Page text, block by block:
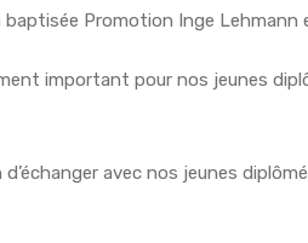
Promotion Inge
important pour nos jeunes
avec nos jeunes